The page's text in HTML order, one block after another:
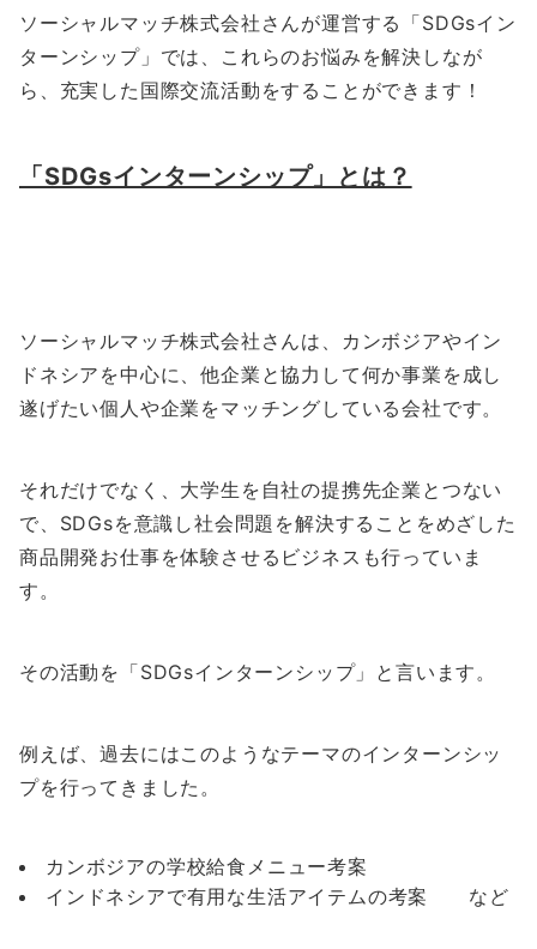
ソーシャルマッチ株式会社さんが運営する「SDGsイン
ターンシップ」では、これらのお悩みを解決しなが
ら、充実した国際交流活動をすることができます！
「SDGsインターンシップ」とは？
ソーシャルマッチ株式会社さんは、カンボジアやイン
ドネシアを中心に、他企業と協力して何か事業を成し
遂げたい個人や企業をマッチングしている会社です。
それだけでなく、大学生を自社の提携先企業とつない
で、SDGsを意識し社会問題を解決することをめざした
商品開発お仕事を体験させるビジネスも行っていま
す。
その活動を「SDGsインターンシップ」と言います。
例えば、過去にはこのようなテーマのインターンシッ
プを行ってきました。
カンボジアの学校給食メニュー考案
インドネシアで有用な生活アイテムの考案 など